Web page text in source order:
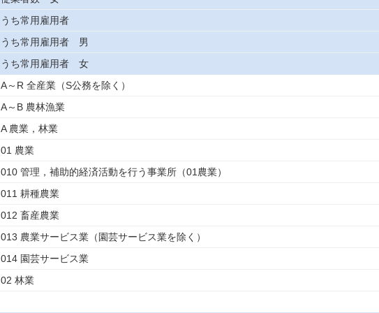
うち常用雇用者
うち常用雇用者 男
うち常用雇用者 女
A～R 全産業（S公務を除く）
A～B 農林漁業
A 農業，林業
01 農業
010 管理，補助的経済活動を行う事業所（01農業）
011 耕種農業
012 畜産農業
013 農業サービス業（園芸サービス業を除く）
014 園芸サービス業
02 林業